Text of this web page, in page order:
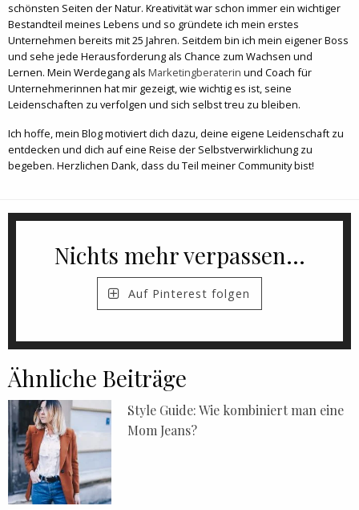
schönsten Seiten der Natur. Kreativität war schon immer ein wichtiger
Bestandteil meines Lebens und so gründete ich mein erstes
Unternehmen bereits mit 25 Jahren. Seitdem bin ich mein eigener Boss
und sehe jede Herausforderung als Chance zum Wachsen und
Lernen. Mein Werdegang als Marketingberaterin und Coach für
Unternehmerinnen hat mir gezeigt, wie wichtig es ist, seine
Leidenschaften zu verfolgen und sich selbst treu zu bleiben.
Ich hoffe, mein Blog motiviert dich dazu, deine eigene Leidenschaft zu
entdecken und dich auf eine Reise der Selbstverwirklichung zu
begeben. Herzlichen Dank, dass du Teil meiner Community bist!
Nichts mehr verpassen...
Auf Pinterest folgen
Ähnliche Beiträge
Style Guide: Wie kombiniert man eine
Mom Jeans?